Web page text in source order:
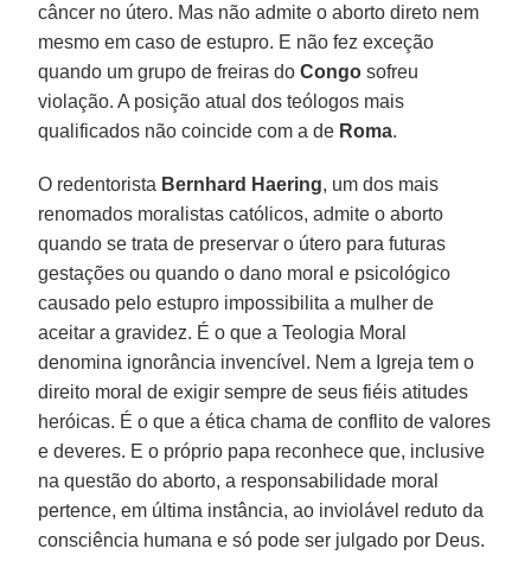
câncer no útero. Mas não admite o aborto direto nem
mesmo em caso de estupro. E não fez exceção
quando um grupo de freiras doCongo sofreu
violação. A posição atual dos teólogos mais
qualificados não coincide com a de Roma.
O redentorista Bernhard Haering, um dos mais
renomados moralistas católicos, admite o aborto
quando se trata de preservar o útero para futuras
gestações ou quando o dano moral e psicológico
causado pelo estupro impossibilita a mulher de
aceitar a gravidez. É o que a Teologia Moral
denomina ignorância invencível. Nem a Igreja tem o
direito moral de exigir sempre de seus fiéis atitudes
heróicas. É o que a ética chama de conflito de valores
e deveres. E o próprio papa reconhece que, inclusive
na questão do aborto, a responsabilidade moral
pertence, em última instância, ao inviolável reduto da
consciência humana e só pode ser julgado por Deus.